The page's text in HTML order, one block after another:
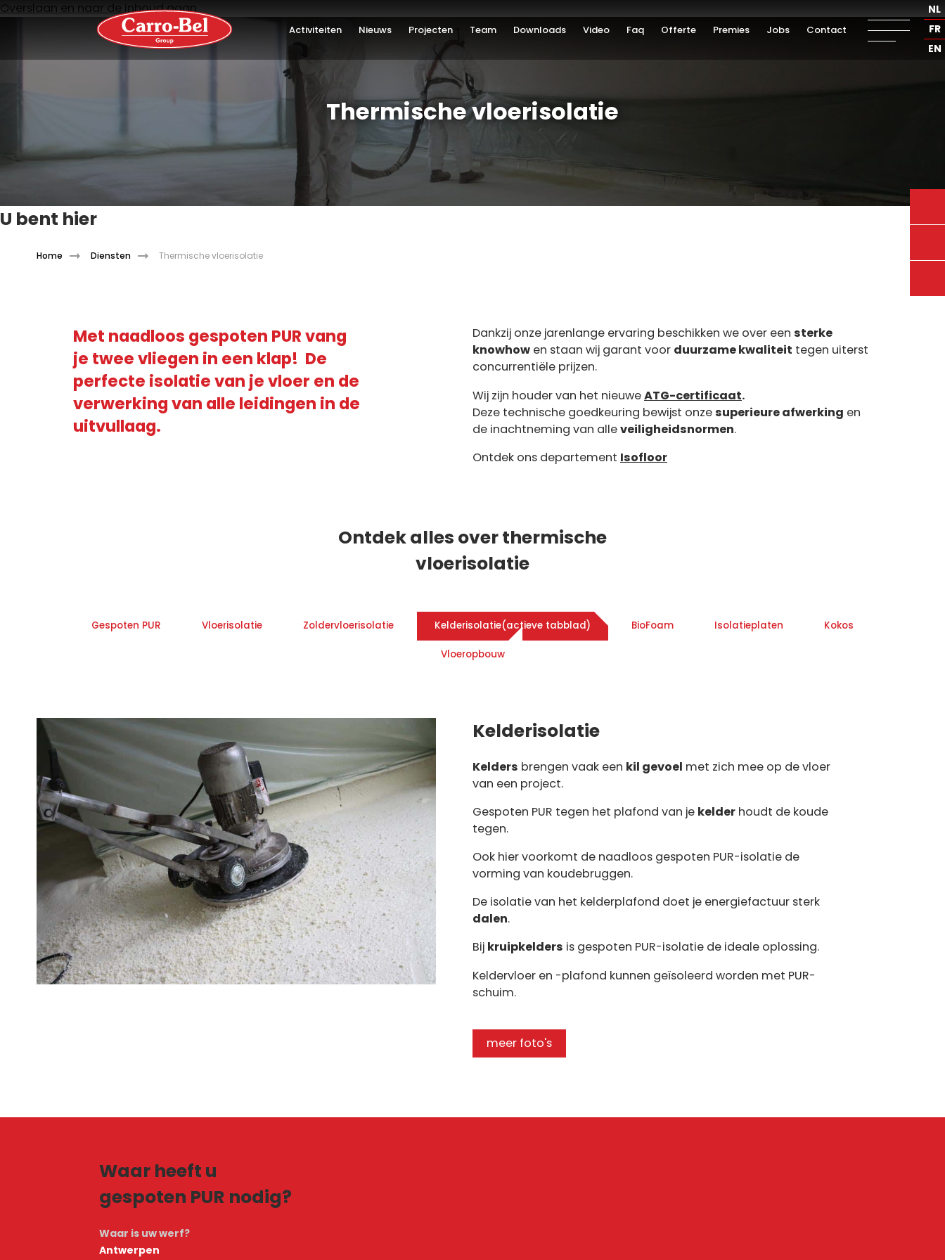
NL
FR
EN
Overslaan en naar de inhoud gaan
Activiteiten Nieuws Projecten Team Downloads Video Faq Offerte Premies Jobs Contact
Thermische vloerisolatie
U bent hier
Home Diensten Thermische vloerisolatie
Met naadloos gespoten PUR vang
je twee vliegen in een klap! De
perfecte isolatie van je vloer en de
verwerking van alle leidingen in de
uitvullaag.
Dankzij onze jarenlange ervaring beschikken we over een sterke
knowhow en staan wij garant voor duurzame kwaliteit tegen uiterst
concurrentiële prijzen.
Wij zijn houder van het nieuweATG-certificaat. ​
Deze technische goedkeuring bewijst onzesuperieure afwerking en
de inachtneming van alleveiligheidsnormen.
Ontdek ons departement Isofloor
Ontdek alles over thermische
vloerisolatie
Gespoten PUR Vloerisolatie Zoldervloerisolatie Kelderisolatie(actieve tabblad) BioFoam Isolatieplaten Kokos
Vloeropbouw
Kelderisolatie
Kelders brengen vaak een kil gevoel met zich mee op de vloer
van een project.
Gespoten PUR tegen het plafond van je kelder houdt de koude
tegen.
Ook hier voorkomt de naadloos gespoten PUR-isolatie de
vorming van koudebruggen.
De isolatie van het kelderplafond doet je energiefactuur sterk
dalen.
Bij kruipkelders is gespoten PUR-isolatie de ideale oplossing.
Keldervloer en -plafond kunnen geïsoleerd worden met PUR-
schuim.
meer foto's
Waar heeft u
gespoten PUR nodig?
Waar is uw werf?
Antwerpen